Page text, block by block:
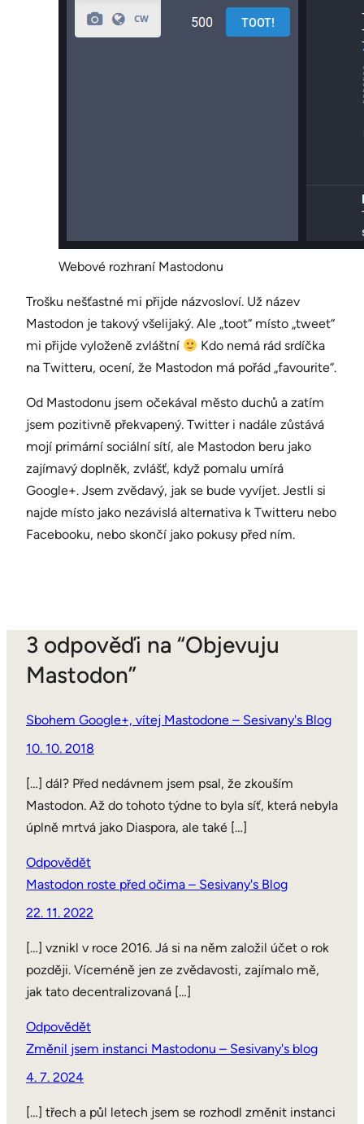
Webové rozhraní Mastodonu
Trošku nešťastné mi přijde názvosloví. Už název
Mastodon je takový všelijaký. Ale „toot“ místo „tweet“
mi přijde vyloženě zvláštní
Kdo nemá rád srdíčka
na Twitteru, ocení, že Mastodon má pořád „favourite“.
Od Mastodonu jsem očekával město duchů a zatím
jsem pozitivně překvapený. Twitter i nadále zůstává
mojí primární sociální sítí, ale Mastodon beru jako
zajímavý doplněk, zvlášť, když pomalu umírá
Google+. Jsem zvědavý, jak se bude vyvíjet. Jestli si
najde místo jako nezávislá alternativa k Twitteru nebo
Facebooku, nebo skončí jako pokusy před ním.
3 odpověďi na “Objevuju
Mastodon”
Sbohem Google+, vítej Mastodone – Sesivany's Blog
10. 10. 2018
[…] dál? Před nedávnem jsem psal, že zkouším
Mastodon. Až do tohoto týdne to byla síť, která nebyla
úplně mrtvá jako Diaspora, ale také […]
Odpovědět
Mastodon roste před očima – Sesivany's Blog
22. 11. 2022
[…] vznikl v roce 2016. Já si na něm založil účet o rok
později. Víceméně jen ze zvědavosti, zajímalo mě,
jak tato decentralizovaná […]
Odpovědět
Změnil jsem instanci Mastodonu – Sesivany's blog
4. 7. 2024
[…] třech a půl letech jsem se rozhodl změnit instanci